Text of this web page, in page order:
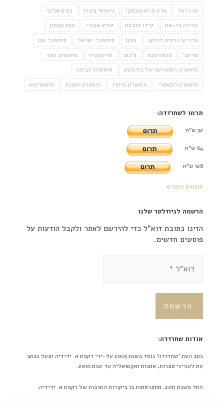
מרה/סד
מרט פרחומובסקי נישואי פיגרו
נסים אלוני
עדינה בר-און
עידו קולטון עירא אבנרי
ענת עצמון
פדריקו גרסיה לורקה
פוקו פסטיבל ישראל
פסטיבל עכו
פרינג'
פרפורמנס צ'כוב שייקספיר
תיאטרון גשר
תיאטרון האופרטה של בודפשט
תיאטרון הבימה
תיאטרון הקאמרי
תיאטרון מיקרו תיאטרון תמונע תיאטרונטו
תרמו לשחרזדה:
32 ש"ח
64 ש"ח
128 ש"ח
סכומים נוספים
הרשמה לניוזלטר שלנו
הזינו כתובת דוא"ל כדי להירשם לאתר ולקבל הודעות על
פוסטים חדשים.
אודות שחרזדה:
כתב העת 'שחרזדה' נוסד בשנת 2005 על-ידי רקפת א. ידידיה ופעל ככתב
עת לענייני ספרות, אמנות ואקטואליה עד שנת 2010.
החל משנת 2011, מתפרסמות בו ביקורות התרבות של רקפת א. ידידיה.